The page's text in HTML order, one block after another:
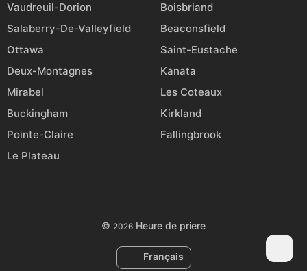
Vaudreuil-Dorion
Boisbriand
Salaberry-De-Valleyfield
Beaconsfield
Ottawa
Saint-Eustache
Deux-Montagnes
Kanata
Mirabel
Les Coteaux
Buckingham
Kirkland
Pointe-Claire
Fallingbrook
Le Plateau
© 2026 Heure de priere
Français